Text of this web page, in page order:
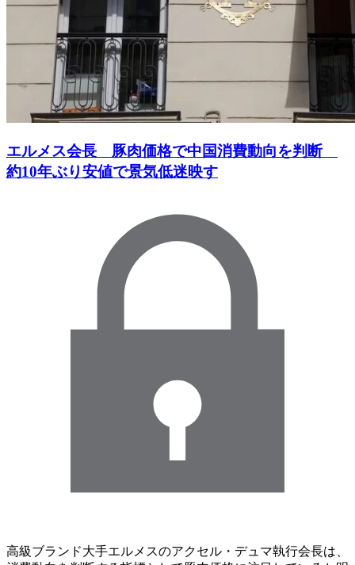
エルメス会長 豚肉価格で中国消費動向を判断
約10年ぶり安値で景気低迷映す
高級ブランド大手エルメスのアクセル・デュマ執行会長は、